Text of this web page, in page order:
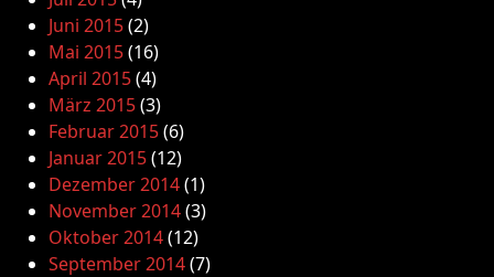
Juni 2015(2)
Mai 2015(16)
April 2015(4)
März 2015(3)
Februar 2015(6)
Januar 2015(12)
Dezember 2014(1)
November 2014(3)
Oktober 2014(12)
September 2014(7)